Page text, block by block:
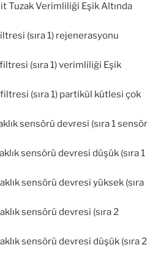
Tuzak Verimliliği Eşik Altında
(sıra 1) rejenerasyonu
(sıra 1) verimliliği Eşik
(sıra 1) partikül kütlesi çok
sensörü devresi (sıra 1 sensör
sensörü devresi düşük (sıra 1
sensörü devresi yüksek (sıra
sensörü devresi (sıra 2
sensörü devresi düşük (sıra 2